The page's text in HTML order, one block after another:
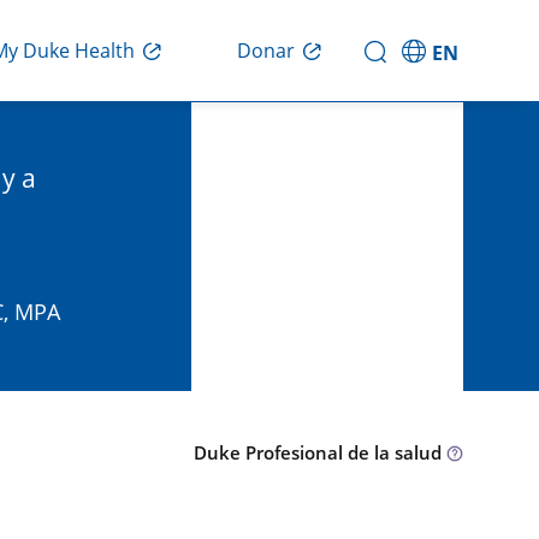
Duke Health Donar EN
a
MPA
Duke Profesional de la salud